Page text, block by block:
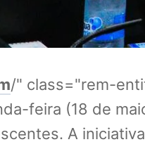
/" class="rem-
feira (18 de
A